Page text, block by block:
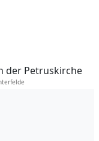
der Petruskirche